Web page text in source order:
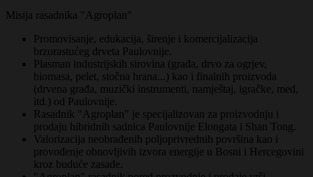
Misija rasadnika "Agroplan"
Promovisanje, edukacija, širenje i komercijalizacija
brzorastućeg drveta Paulovnije.
Plasman industrijskih sirovina (građa, drvo za ogrjev,
biomasa, pelet, stočna hrana...) kao i finalnih proizvoda
(drvena građa, muzički instrumenti, namještaj, igračke, med,
itd.) od Paulovnije.
Rasadnik "Agroplan" je specijalizovan za proizvodnju i
prodaju hibridnih sadnica Paulovnije Elongata i Shan Tong.
Valorizacija neobrađenih poljoprivrednih površina kao i
provođenje obnovljivih izvora energije u Bosni i Hercegovini
kroz buduće zasade.